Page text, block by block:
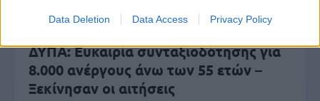
Data Deletion Data Access Privacy Policy
ΔΥΠΑ: Ευκαιρία συνταξιοδότησης για
8.000 ανέργους άνω των 55 ετών –
Ξεκίνησαν οι αιτήσεις